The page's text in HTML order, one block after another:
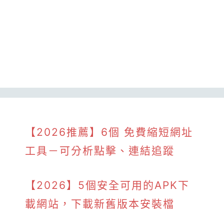
【2026推薦】6個 免費縮短網址
工具－可分析點擊、連結追蹤
【2026】5個安全可用的APK下
載網站，下載新舊版本安裝檔